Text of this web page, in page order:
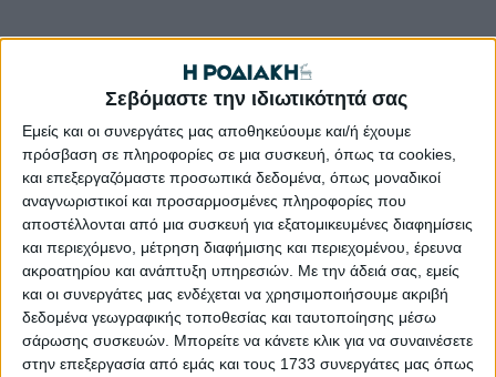
Σεβόμαστε την ιδιωτικότητά σας
Εμείς και οι συνεργάτες μας αποθηκεύουμε και/ή έχουμε
πρόσβαση σε πληροφορίες σε μια συσκευή, όπως τα cookies,
και επεξεργαζόμαστε προσωπικά δεδομένα, όπως μοναδικοί
αναγνωριστικοί και προσαρμοσμένες πληροφορίες που
αποστέλλονται από μια συσκευή για εξατομικευμένες διαφημίσεις
και περιεχόμενο, μέτρηση διαφήμισης και περιεχομένου, έρευνα
ακροατηρίου και ανάπτυξη υπηρεσιών. Με την άδειά σας, εμείς
και οι συνεργάτες μας ενδέχεται να χρησιμοποιήσουμε ακριβή
δεδομένα γεωγραφικής τοποθεσίας και ταυτοποίησης μέσω
σάρωσης συσκευών. Μπορείτε να κάνετε κλικ για να συναινέσετε
στην επεξεργασία από εμάς και τους 1733 συνεργάτες μας όπως